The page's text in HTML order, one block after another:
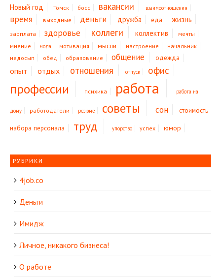
Новый год Томск босс вакансии взаимоотношения
время выходные деньги дружба еда жизнь
зарплата здоровье коллеги коллектив
мечты
мнение
мода мотивация мысли настроение
начальник
недосып
обед образование общение одежда
опыт отдых отношения отпуск офис
профессии психика работа работа на
дому работодатели резюме советы сон стоимость
набора персонала труд упорство успех юмор
РУБРИКИ
4job.co
Деньги
Имидж
Личное, никакого бизнеса!
О работе